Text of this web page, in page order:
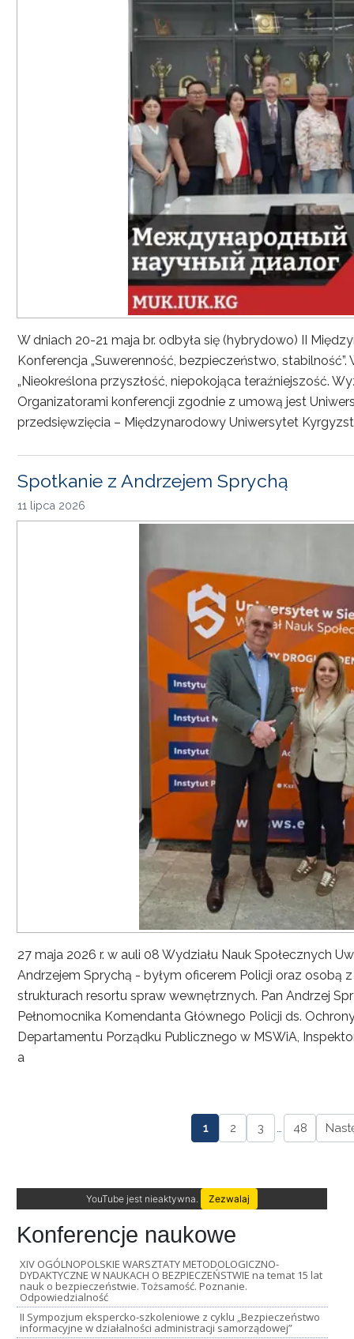
W dniach 20-21 maja br. odbyła się (hybrydowo) II
Konferencja „Suwerenność, bezpieczeństwo,
„Nieokreślona przyszłość, niepokojąca teraźniejszość.
Organizatorami konferencji zgodnie z umową jest
przedsięwzięcia – Międzynarodowy Uniwersytet
Spotkanie z Andrzejem Sprychą
11 lipca 2026
27 maja 2026 r. w auli 08 Wydziału Nauk Społecznych
Andrzejem Sprychą - byłym oficerem Policji oraz osobą
strukturach resortu spraw wewnętrznych. Pan Andrzej
Pełnomocnika Komendanta Głównego Policji ds.
Departamentu Porządku Publicznego w MSWiA,
a
1 2 3 … 48
YouTube jest nieaktywna. Zezwalaj
Konferencje naukowe
XIV OGÓLNOPOLSKIE WARSZTATY METODOLOGICZNO-
DYDAKTYCZNE W NAUKACH O BEZPIECZEŃSTWIE na temat 15 lat
nauk o bezpieczeństwie. Tożsamość. Poznanie.
Odpowiedzialność
II Sympozjum ekspercko-szkoleniowe z cyklu „Bezpieczeństwo
informacyjne w działalności administracji samorządowej”